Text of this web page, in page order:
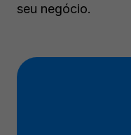
seu negócio.